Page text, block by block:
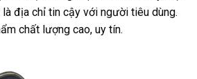
địa chỉ tin cậy với người tiêu dùng.
chất lượng cao, uy tín.